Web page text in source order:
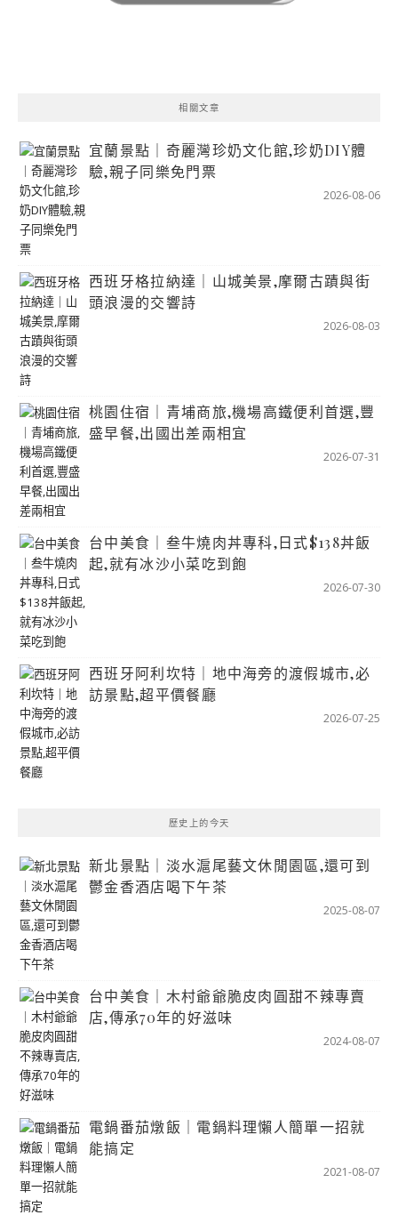
相關文章
宜蘭景點｜奇麗灣珍奶文化館,珍奶DIY體
驗,親子同樂免門票
2026-08-06
西班牙格拉納達｜山城美景,摩爾古蹟與街
頭浪漫的交響詩
2026-08-03
桃園住宿｜青埔商旅,機場高鐵便利首選,豐
盛早餐,出國出差兩相宜
2026-07-31
台中美食｜叁牛燒肉丼專科,日式$138丼飯
起,就有冰沙小菜吃到飽
2026-07-30
西班牙阿利坎特｜地中海旁的渡假城市,必
訪景點,超平價餐廳
2026-07-25
歷史上的今天
新北景點｜淡水滬尾藝文休閒園區,還可到
鬱金香酒店喝下午茶
2025-08-07
台中美食｜木村爺爺脆皮肉圓甜不辣專賣
店,傳承70年的好滋味
2024-08-07
電鍋番茄燉飯｜電鍋料理懶人簡單一招就
能搞定
2021-08-07